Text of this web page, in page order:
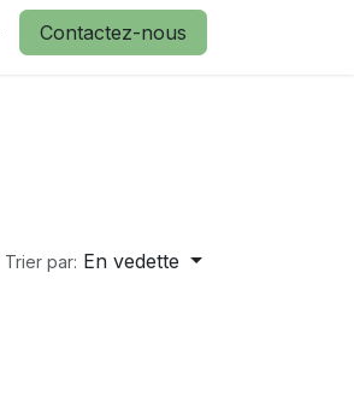
Contactez-nous
Trier par: En vedette